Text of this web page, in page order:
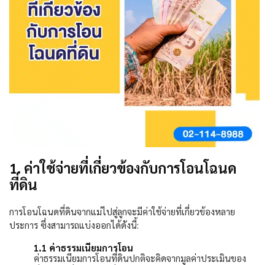
1. ค่าใช้จ่ายที่เกี่ยวข้องกับการโอนโฉนด
ที่ดิน
การโอนโฉนดที่ดินจากแม่ไปสู่ลูกจะมีค่าใช้จ่ายที่เกี่ยวข้องหลาย
ประการ ซึ่งสามารถแบ่งออกได้ดังนี้:
1.1 ค่าธรรมเนียมการโอน
ค่าธรรมเนียมการโอนที่ดินปกติจะคิดจากมูลค่าประเมินของ